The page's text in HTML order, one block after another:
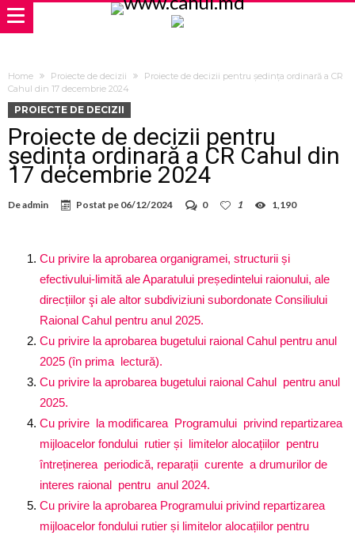
Home Proiecte de decizii
Proiecte de decizii pentru ședința ordinară a CR
Cahul din 17 decembrie 2024
PROIECTE DE DECIZII
Proiecte de decizii pentru
ședința ordinară a CR Cahul din
17 decembrie 2024
Deadmin Postat pe 06/12/2024 0 1 1,190
Cu privire la aprobarea organigramei, structurii și
efectivului-limită ale Aparatului președintelui raionului, ale
direcțiilor şi ale altor subdiviziuni subordonate Consiliului
Raional Cahul pentru anul 2025.
Cu privire la aprobarea bugetului raional Cahul pentru anul
2025 (în prima lectură).
Cu privire la aprobarea bugetului raional Cahul pentru anul
2025.
Cu privire la modificarea Programului privind repartizarea
mijloacelor fondului rutier și limitelor alocațiilor pentru
întreținerea periodică, reparații curente a drumurilor de
interes raional pentru anul 2024.
Cu privire la aprobarea Programului privind repartizarea
mijloacelor fondului rutier și limitelor alocațiilor pentru